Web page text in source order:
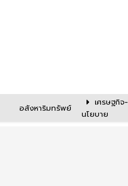
อสังหาริมทรัพย์
เศรษฐกิจ-
นโยบาย